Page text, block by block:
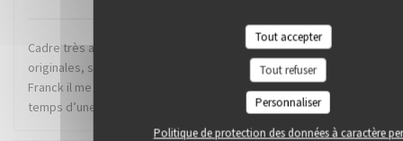
Tout accepter
Tout refuser
Personnaliser
Politique de protection des données à caractère
Cadre très agréable dans un super quartier de Lille. Recettes
originales, service impeccable. Mention spéciale au dénommé
Franck il me semble, qui nous a conseillé et servi avec brio le
temps d’une soirée. Je recommande.